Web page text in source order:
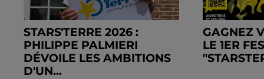
STARS'TERRE 2026 :
PHILIPPE PALMIERI
DÉVOILE LES AMBITIONS
D'UN...
GAGNEZ
LE 1ER